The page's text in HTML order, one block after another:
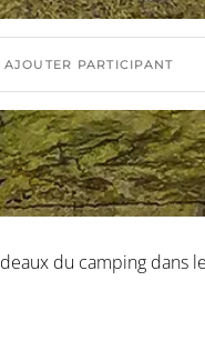
du camping dans